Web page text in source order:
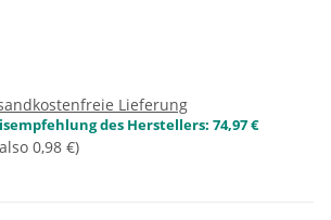
Lieferung
des Herstellers: 74,97 €
0,98 €)